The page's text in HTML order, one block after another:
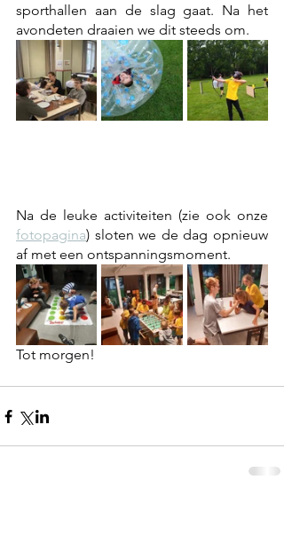
sporthallen aan de slag gaat. Na het
avondeten draaien we dit steeds om.
fotopagina) sloten we de dag opnieuw
af met een ontspanningsmoment.
Tot morgen!